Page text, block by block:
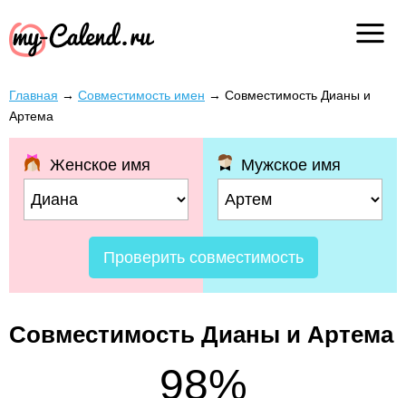
Главная → Совместимость имен → Совместимость Дианы и
Артема
Женское имя Мужское имя
Проверить совместимость
Совместимость Дианы и Артема
98%